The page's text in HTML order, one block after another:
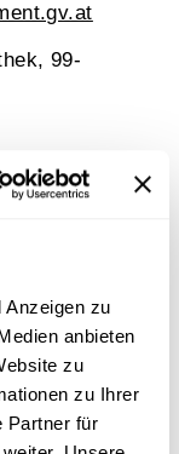
Anzeigen zu
anbieten
zu
zu Ihrer
Partner für
99-
der Debatte
St.Germain,
bis hin